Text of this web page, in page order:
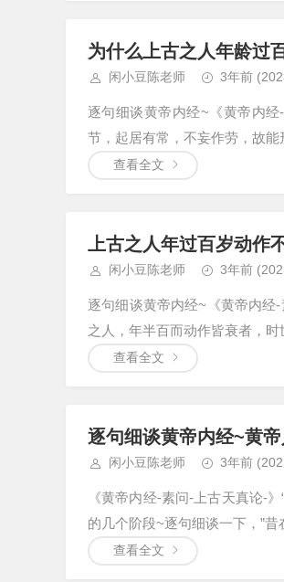
为什么上古之人年龄过
闲小豆陈老师 3年前
逐句细谈黄帝内经~《黄帝内
节，起居有常，不妄作劳，故
查看全文
上古之人年过百岁动作
闲小豆陈老师 3年前
逐句细谈黄帝内经~《黄帝内经
之人，年半百而动作皆衰者，
查看全文
逐句细谈黄帝内经~黄
闲小豆陈老师 3年前
《黄帝内经-素问-上古天真论-
的几个阶段~逐句细谈一下，”
查看全文